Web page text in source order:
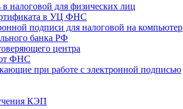
налоговой для физических лиц
в УЦ ФНС
подписи для налоговой на компьютер
банка РФ
центра
от ФНС
при работе с электронной подписью
КЭП